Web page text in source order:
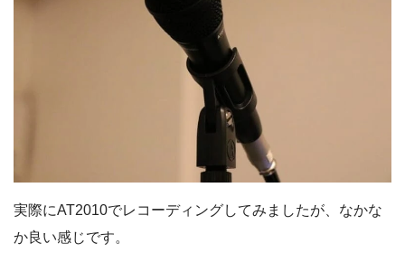
実際にAT2010でレコーディングしてみましたが、なかな
か良い感じです。